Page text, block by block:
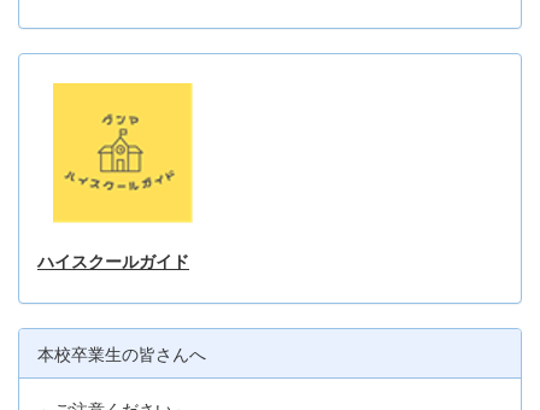
ハイスクールガイド
本校卒業生の皆さんへ